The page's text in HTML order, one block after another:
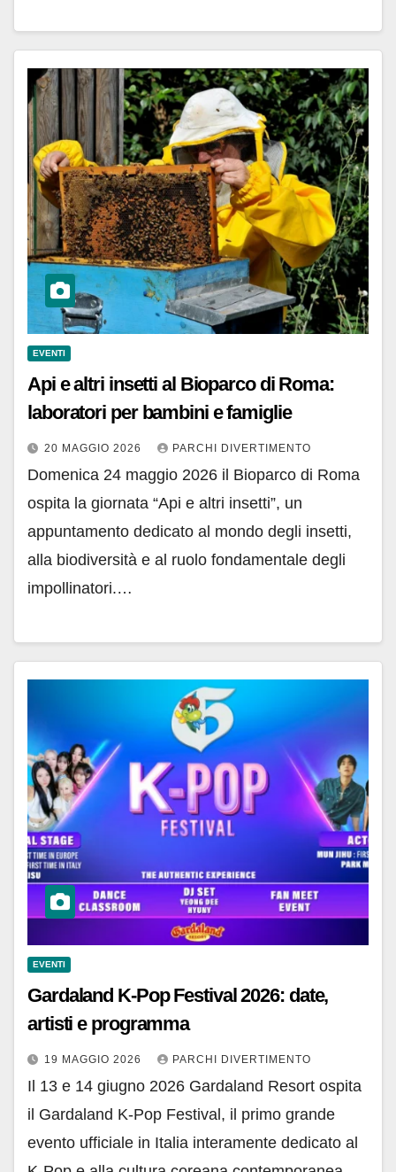
EVENTI
Api e altri insetti al Bioparco di Roma:
laboratori per bambini e famiglie
20 MAGGIO 2026 PARCHI DIVERTIMENTO
Domenica 24 maggio 2026 il Bioparco di Roma
ospita la giornata “Api e altri insetti”, un
appuntamento dedicato al mondo degli insetti,
alla biodiversità e al ruolo fondamentale degli
impollinatori.…
EVENTI
Gardaland K-Pop Festival 2026: date,
artisti e programma
19 MAGGIO 2026 PARCHI DIVERTIMENTO
Il 13 e 14 giugno 2026 Gardaland Resort ospita
il Gardaland K-Pop Festival, il primo grande
evento ufficiale in Italia interamente dedicato al